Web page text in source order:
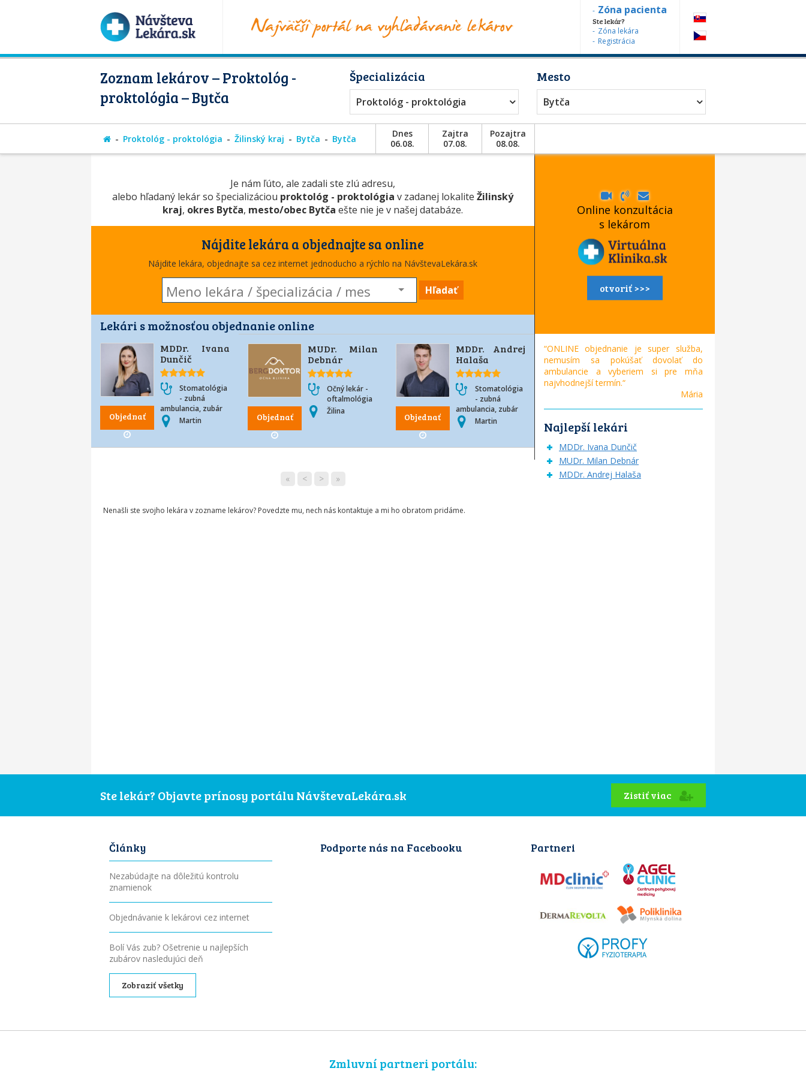
Zóna pacienta
Ste lekár?
Zóna lekára
Registrácia
Zoznam lekárov – Proktológ -
proktológia – Bytča
Špecializácia
Proktológ - proktológia
Mesto
Bytča
Proktológ - proktológia Žilinský kraj Bytča Bytča
Dnes
06.08.
Zajtra
07.08.
Pozajtra
08.08.
Je nám ľúto, ale zadali ste zlú adresu,
alebo hľadaný lekár so špecializáciou proktológ - proktológia v zadanej lokalite Žilinský
kraj, okres Bytča, mesto/obec Bytča ešte nie je v našej databáze.
Nájdite lekára a objednajte sa online
Nájdite lekára, objednajte sa cez internet jednoducho a rýchlo na NávštevaLekára.sk
Hľadať
Lekári s možnosťou objednanie online
Objednať
MDDr. Ivana
Dunčič
Stomatológia
- zubná
ambulancia, zubár
Martin
Objednať
MUDr. Milan
Debnár
Očný lekár -
oftalmológia
Žilina
Objednať
MDDr. Andrej
Halaša
Stomatológia
- zubná
ambulancia, zubár
Martin
« < > »
Nenašli ste svojho lekára v zozname lekárov? Povedzte mu, nech nás kontaktuje a mi ho obratom pridáme.
Online konzultácia
s lekárom
otvoriť >>>
“ONLINE objednanie je super služba,
nemusím sa pokúšať dovolať do
ambulancie a vyberiem si pre mňa
najvhodnejší termín.“
Mária
Najlepší lekári
MDDr. Ivana Dunčič
MUDr. Milan Debnár
MDDr. Andrej Halaša
Ste lekár? Objavte prínosy portálu NávštevaLekára.sk Zistiť viac
Články
Nezabúdajte na dôležitú kontrolu
znamienok
Objednávanie k lekárovi cez internet
Bolí Vás zub? Ošetrenie u najlepších
zubárov nasledujúci deň
Zobraziť všetky
Podporte nás na Facebooku Partneri
Zmluvní partneri portálu: